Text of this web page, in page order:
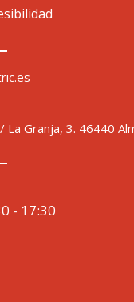
La Granja, 3. 46440
- 17:30